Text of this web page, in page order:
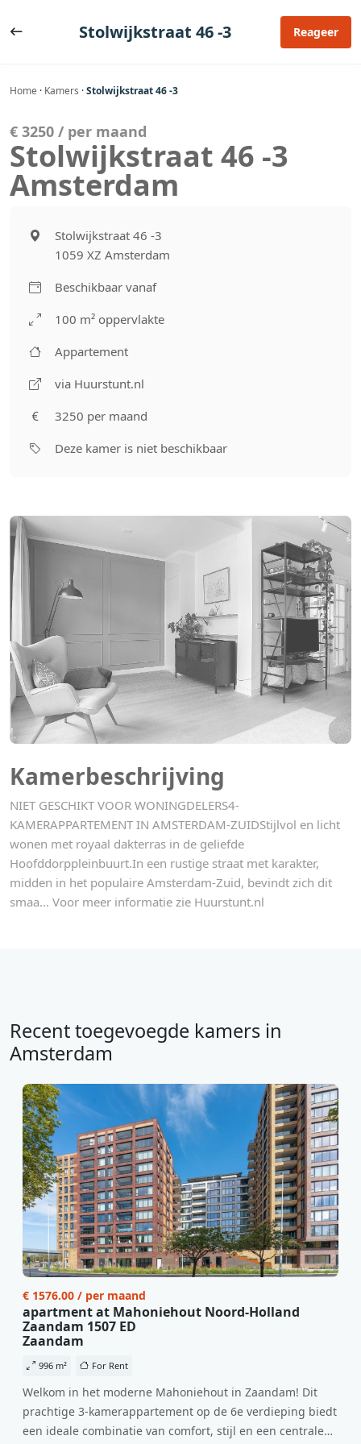
naar
Stolwijkstraat 46 -3 Reageer
Home · Kamers ·Stolwijkstraat 46 -3
Kamerbeschrijving
NIET GESCHIKT VOOR WONINGDELERS4-
KAMERAPPARTEMENT IN AMSTERDAM-ZUIDStijlvol en licht
wonen met royaal dakterras in de geliefde
Hoofddorppleinbuurt.In een rustige straat met karakter,
midden in het populaire Amsterdam-Zuid, bevindt zich dit
smaa... Voor meer informatie zie Huurstunt.nl
€ 3250 / per maand
Stolwijkstraat 46 -3
Amsterdam
Stolwijkstraat 46 -3
1059 XZ Amsterdam
Beschikbaar vanaf
100 m² oppervlakte
Appartement
via Huurstunt.nl
3250 per maand
Deze kamer is niet beschikbaar
Recent toegevoegde kamers in
Amsterdam
€ 1576.00 / per maand
apartment at Mahoniehout Noord-Holland
Zaandam 1507 ED
Zaandam
996 m² For Rent
Welkom in het moderne Mahoniehout in Zaandam! Dit
prachtige 3-kamerappartement op de 6e verdieping biedt
een ideale combinatie van comfort, stijl en een centrale